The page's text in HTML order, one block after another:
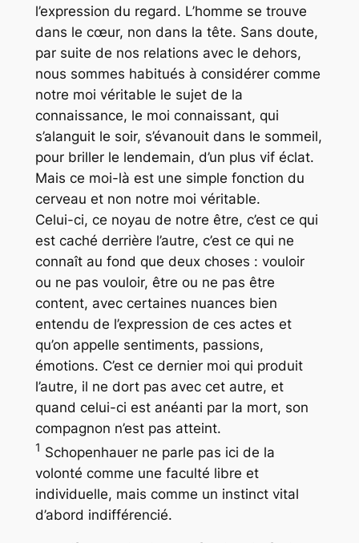
l’expression du regard. L’homme se trouve
dans le cœur, non dans la tête. Sans doute,
par suite de nos relations avec le dehors,
nous sommes habitués à considérer comme
notre moi véritable le sujet de la
connaissance, le moi connaissant, qui
s’alanguit le soir, s’évanouit dans le sommeil,
pour briller le lendemain, d’un plus vif éclat.
Mais ce moi-là est une simple fonction du
cerveau et non notre moi véritable.
Celui-ci, ce noyau de notre être, c’est ce qui
est caché derrière l’autre, c’est ce qui ne
connaît au fond que deux choses : vouloir
ou ne pas vouloir, être ou ne pas être
content, avec certaines nuances bien
entendu de l’expression de ces actes et
qu’on appelle sentiments, passions,
émotions. C’est ce dernier moi qui produit
l’autre, il ne dort pas avec cet autre, et
quand celui-ci est anéanti par la mort, son
compagnon n’est pas atteint.
1 Schopenhauer ne parle pas ici de la
volonté comme une faculté libre et
individuelle, mais comme un instinct vital
d’abord indifférencié.